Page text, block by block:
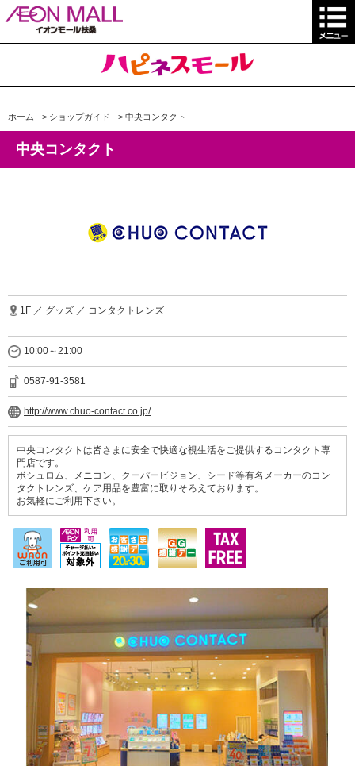
ホーム > ショップガイド > 中央コンタクト
中央コンタクト
1F ／ グッズ ／ コンタクトレンズ
10:00～21:00
0587-91-3581
http://www.chuo-contact.co.jp/
中央コンタクトは皆さまに安全で快適な視生活をご提供するコンタクト専
門店です。
ボシュロム、メニコン、クーパービジョン、シード等有名メーカーのコン
タクトレンズ、ケア用品を豊富に取りそろえております。
お気軽にご利用下さい。